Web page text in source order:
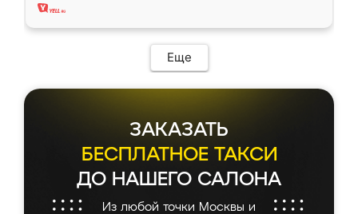
Еще
ЗАКАЗАТЬ
БЕСПЛАТНОЕ ТАКСИ
ДО НАШЕГО САЛОНА
Из любой точки Москвы и